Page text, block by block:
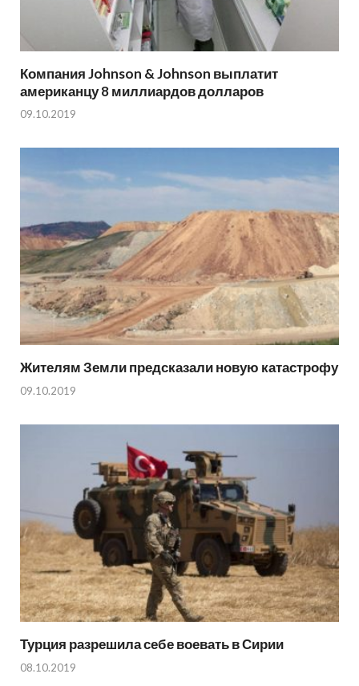
Компания Johnson & Johnson выплатит
американцу 8 миллиардов долларов
09.10.2019
Жителям Земли предсказали новую катастрофу
09.10.2019
Турция разрешила себе воевать в Сирии
08.10.2019